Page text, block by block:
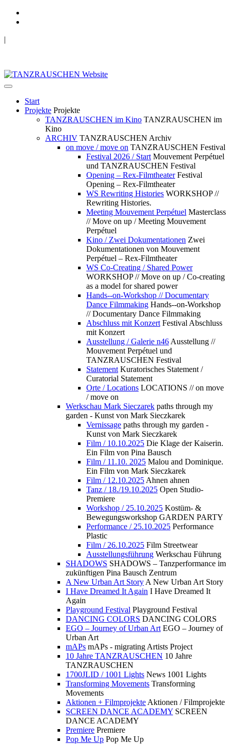
|
Start
Projekte Projekte
TANZRAUSCHEN im Kino TANZRAUSCHEN im
Kino
ARCHIV TANZRAUSCHEN Archiv
on move / move on TANZRAUSCHEN Festival
Festival 2026 / Start Mouvement Perpétuel
und TANZRAUSCHEN Festival
Opening – Rex-Filmtheater Festival
Opening – Rex-Filmtheater
WS Rewriting Histories WORKSHOP //
Rewriting Histories.
Meeting Mouvement Perpétuel Masterclass
// Move on up / Meeting Mouvement
Perpétuel
Kino / Zwei Dokumentationen Zwei
Dokumentationen von Mouvement
Perpétuel – Rex-Filmtheater
WS Co-Creating / Shared Power
WORKSHOP // Move on up / Co-creating
as a model for shared power
Hands--on-Workshop // Documentary
Dance Filmmaking Hands--on-Workshop
// Documentary Dance Filmmaking
Abschluss mit Konzert Festival Abschluss
mit Konzert
Ausstellung / Galerie n46 Ausstellung //
Mouvement Perpétuel und
TANZRAUSCHEN Festival
Statement Kuratorisches Statement /
Curatorial Statement
Orte / Locations LOCATIONS // on move
/ move on
Werkschau Mark Sieczarek paths through my
garden - Kunst von Mark Sieczkarek
Vernissage paths through my garden -
Kunst von Mark Sieczkarek
Film / 10.10.2025 Die Klage der Kaiserin.
Ein Film von Pina Bausch
Film / 11.10. 2025 Malou and Dominique.
Ein Film von Mark Sieczkarek
Film / 12.10.2025 Ahnen ahnen
Tanz / 18./19.10.2025 Open Studio-
Premiere
Workshop / 25.10.2025 Kostüm- &
Bewegungsworkshop GARDEN PARTY
Performance / 25.10.2025 Performance
Plastic
Film / 26.10.2025 Film Streetwear
Ausstellungsführung Werkschau Führung
SHADOWS SHADOWS – Tanzperformance im
zukünftigen Pina Bausch Zentrum
A New Urban Art Story A New Urban Art Story
I Have Dreamed It Again I Have Dreamed It
Again
Playground Festival Playground Festival
DANCING COLORS DANCING COLORS
EGO – Journey of Urban Art EGO – Journey of
Urban Art
mAPs mAPs - migrating Artists Project
10 Jahre TANZRAUSCHEN 10 Jahre
TANZRAUSCHEN
1700JLID / 1001 Lights News 1001 Lights
Transforming Movements Transforming
Movements
Aktionen + Filmprojekte Aktionen / Filmprojekte
SCREEN DANCE ACADEMY SCREEN
DANCE ACADEMY
Premiere Premiere
Pop Me Up Pop Me Up